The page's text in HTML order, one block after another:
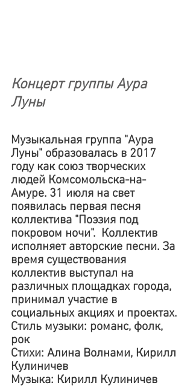
Концерт группы Аура
Луны
Музыкальная группа "Аура
Луны" образовалась в 2017
году как союз творческих
людей Комсомольска-на-
Амуре. 31 июля на свет
появилась первая песня
коллектива "Поэзия под
покровом ночи". Коллектив
исполняет авторские песни. За
время существования
коллектив выступал на
различных площадках города,
принимал участие в
социальных акциях и проектах.
Стиль музыки: романс, фолк,
рок
Стихи: Алина Волнами, Кирилл
Кулиничев
Музыка: Кирилл Кулиничев